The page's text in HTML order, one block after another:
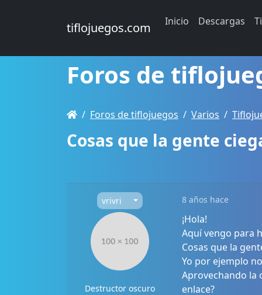
tiflojuegos.com Inicio Descargas
Foros de
Foros de tiflojuegos Varios
Cosas que la gente
vrivri 8 años hace
Destructor oscuro
¡Hola!
Aquí vengo para
Cosas que la
Yo por ejemplo
Aprovechando
enlace?